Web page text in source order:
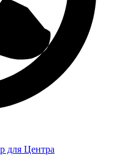
для Центра